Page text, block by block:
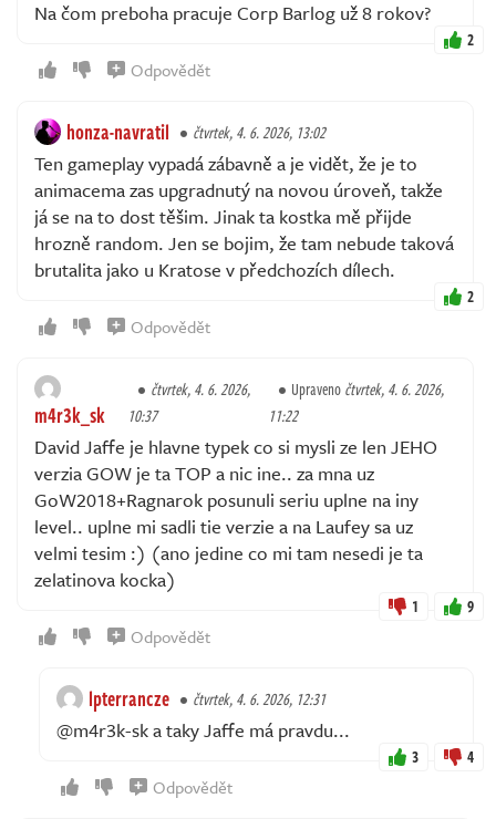
Na čom preboha pracuje Corp Barlog už 8 rokov?
2
Odpovědět
honza-navratil čtvrtek, 4. 6. 2026, 13:02
Ten gameplay vypadá zábavně a je vidět, že je to
animacema zas upgradnutý na novou úroveň, takže
já se na to dost těšim. Jinak ta kostka mě přijde
hrozně random. Jen se bojim, že tam nebude taková
brutalita jako u Kratose v předchozích dílech.
2
Odpovědět
m4r3k_sk
čtvrtek, 4. 6. 2026,
10:37
Upravenočtvrtek, 4. 6. 2026,
11:22
David Jaffe je hlavne typek co si mysli ze len JEHO
verzia GOW je ta TOP a nic ine.. za mna uz
GoW2018+Ragnarok posunuli seriu uplne na iny
level.. uplne mi sadli tie verzie a na Laufey sa uz
velmi tesim :) (ano jedine co mi tam nesedi je ta
zelatinova kocka)
1 9
Odpovědět
lpterrancze čtvrtek, 4. 6. 2026, 12:31
@m4r3k-sk a taky Jaffe má pravdu...
3 4
Odpovědět